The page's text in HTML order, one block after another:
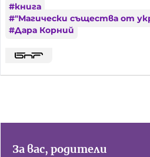
#книга
#"Магически същества от
#Дара Корний
За вас, родители